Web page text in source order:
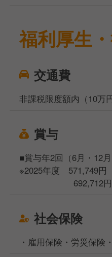
福利厚生
交通費
非課税限度額内（10万
賞与
■賞与年2回（6月・12
※2025年度 571,749円
692,712円（12
社会保険
・雇用保険・労災保険